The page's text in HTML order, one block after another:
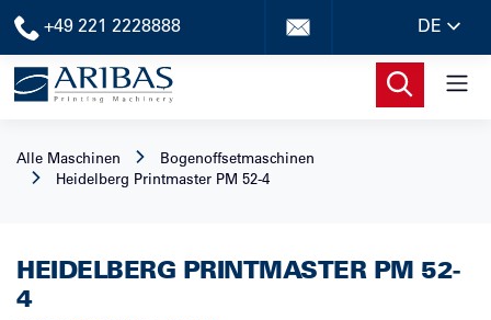
+49 221 2228888 DE
Alle Maschinen
Bogenoffsetmaschinen
Heidelberg Printmaster PM 52-4
HEIDELBERG PRINTMASTER PM 52-
4